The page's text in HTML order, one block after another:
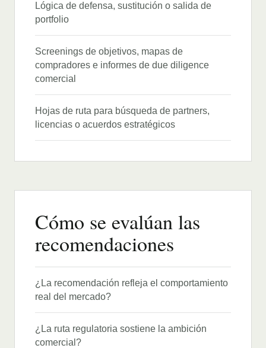
Lógica de defensa, sustitución o salida de
portfolio
Screenings de objetivos, mapas de
compradores e informes de due diligence
comercial
Hojas de ruta para búsqueda de partners,
licencias o acuerdos estratégicos
Cómo se evalúan las
recomendaciones
¿La recomendación refleja el comportamiento
real del mercado?
¿La ruta regulatoria sostiene la ambición
comercial?